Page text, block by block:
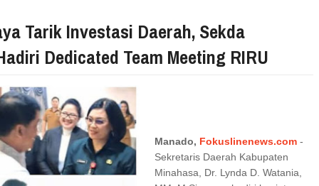
MASYARAKAT KAWAHANG, DORONG PERCEPATAN PEMBANGUNAN DI NUSA
ANAK: KISAH TUMOU HANGATKAN HAN KE-42, AJARKAN KASIH SAYANG,
KEBAKARAN HUTAN DI GUNUNG SOPUTAN, LINTAS INSTANSI DIKERAHKAN
SINERGI PEMERINTAH DAN MASYARAKAT UNTUK MENDORONG
RORING SERAP ASPIRASI WARGA RANOMUUT UNTUK INFRASTRUKTUR DAN
Tarik Investasi Daerah, Sekda
Dedicated Team Meeting RIRU
Manado, Fokuslinenews.com -
Sekretaris Daerah Kabupaten
Minahasa, Dr. Lynda D. Watania,